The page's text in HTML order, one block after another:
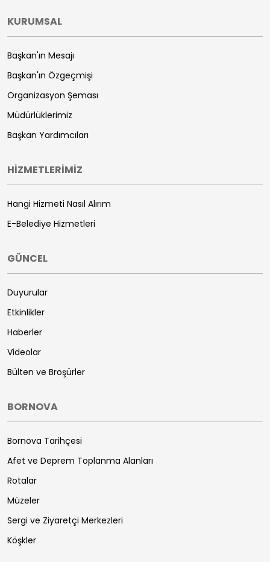
KURUMSAL
Başkan'ın Mesajı
Başkan'ın Özgeçmişi
Organizasyon Şeması
Müdürlüklerimiz
Başkan Yardımcıları
HİZMETLERİMİZ
Hangi Hizmeti Nasıl Alırım
E-Belediye Hizmetleri
GÜNCEL
Duyurular
Etkinlikler
Haberler
Videolar
Bülten ve Broşürler
BORNOVA
Bornova Tarihçesi
Afet ve Deprem Toplanma Alanları
Rotalar
Müzeler
Sergi ve Ziyaretçi Merkezleri
Köşkler